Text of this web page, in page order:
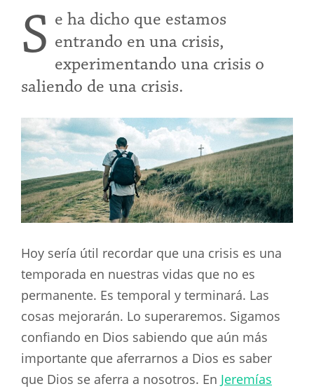
S e ha dicho que estamos
entrando en una crisis,
experimentando una crisis o
saliendo de una crisis.
Hoy sería útil recordar que una crisis es una
temporada en nuestras vidas que no es
permanente. Es temporal y terminará. Las
cosas mejorarán. Lo superaremos. Sigamos
confiando en Dios sabiendo que aún más
importante que aferrarnos a Dios es saber
que Dios se aferra a nosotros. En Jeremías